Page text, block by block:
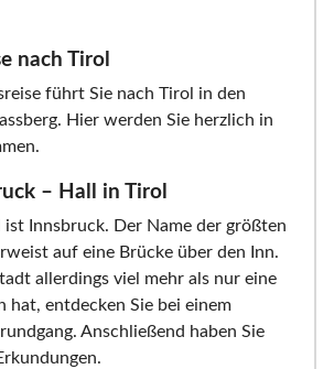
nach Tirol
führt Sie nach Tirol in den
Hier werden Sie herzlich in
– Hall in Tirol
ist Innsbruck. Der Name der größten
auf eine Brücke über den Inn.
allerdings viel mehr als nur eine
hat, entdecken Sie bei einem
Anschließend haben Sie